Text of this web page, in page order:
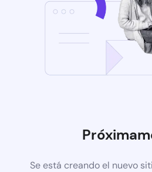
Se está creando el nuevo